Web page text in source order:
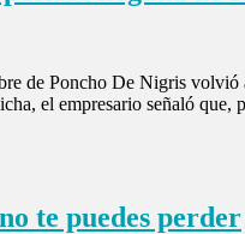
de Poncho De Nigris volvió
el empresario señaló
te puedes perder